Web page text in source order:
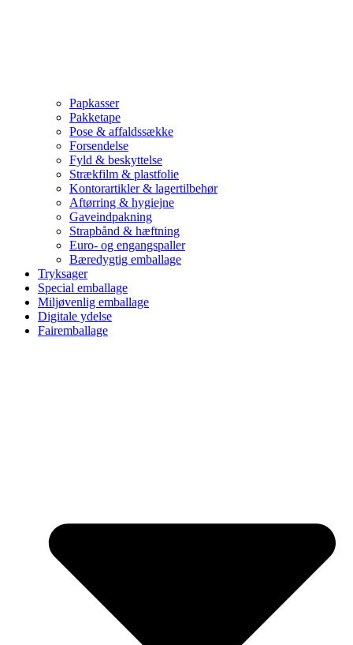
Papkasser
Pakketape
Pose & affaldssække
Forsendelse
Fyld & beskyttelse
Strækfilm & plastfolie
Kontorartikler & lagertilbehør
Aftørring & hygiejne
Gaveindpakning
Strapbånd & hæftning
Euro- og engangspaller
Bæredygtig emballage
Tryksager
Special emballage
Miljøvenlig emballage
Digitale ydelse
Fairemballage